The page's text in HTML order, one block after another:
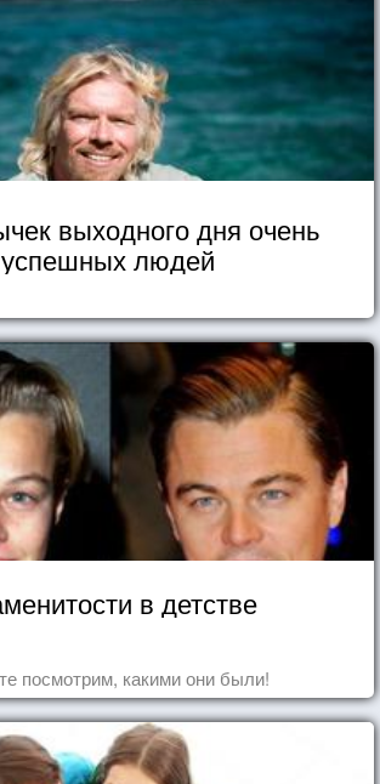
выходного дня очень
успешных людей
в детстве
посмотрим, какими они были!